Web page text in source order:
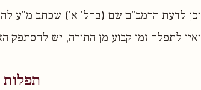
וכן לדעת הרמב"ם שם (בהל' א') שכתב מ"ע
ואין לתפלה זמן קבוע מן התורה, יש להסתפק
תפלות